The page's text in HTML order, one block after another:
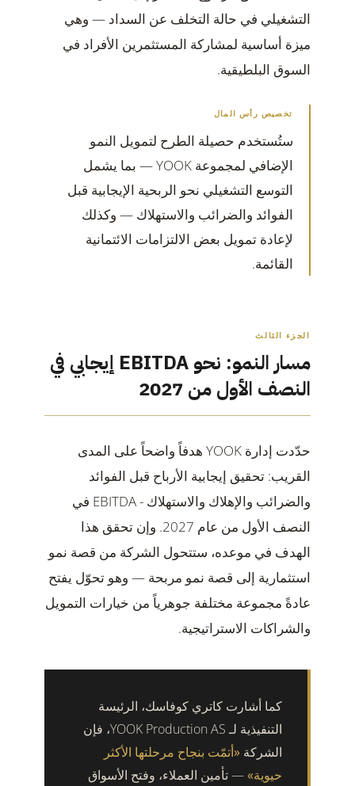
التشغيلي في حالة التخلف عن السداد — وهي
ميزة أساسية لمشاركة المستثمرين الأفراد في
السوق البلطيقية.
تخصيص رأس المال
ستُستخدم حصيلة الطرح لتمويل النمو
الإضافي لمجموعة YOOK — بما يشمل
التوسع التشغيلي نحو الربحية الإيجابية قبل
الفوائد والضرائب والاستهلاك — وكذلك
لإعادة تمويل بعض الالتزامات الائتمانية
القائمة.
الجزء الثالث
مسار النمو: نحو EBITDA إيجابي في
النصف الأول من 2027
حدّدت إدارة YOOK هدفاً واضحاً على المدى
القريب: تحقيق إيجابية الأرباح قبل الفوائد
والضرائب والإهلاك والاستهلاك - EBITDA في
النصف الأول من عام 2027. وإن تحقق هذا
الهدف في موعده، ستتحول الشركة من قصة نمو
استثمارية إلى قصة نمو مربحة — وهو تحوّل يفتح
عادةً مجموعة مختلفة جوهرياً من خيارات التمويل
والشراكات الاستراتيجية.
كما أشارت كاتري كوفاسك، الرئيسة
التنفيذية لـ YOOK Production AS، فإن
الشركة«أتمّت بنجاح مرحلتها الأكثر
حيوية»— تأمين العملاء، وفتح الأسواق